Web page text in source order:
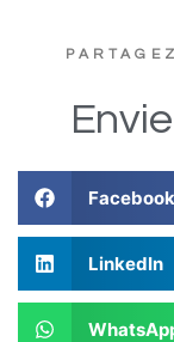
Envie
Facebook
LinkedIn